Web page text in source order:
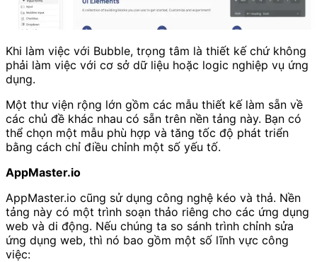
Khi làm việc với Bubble, trọng tâm là thiết kế chứ không
phải làm việc với cơ sở dữ liệu hoặc logic nghiệp vụ ứng
dụng.
Một thư viện rộng lớn gồm các mẫu thiết kế làm sẵn về
các chủ đề khác nhau có sẵn trên nền tảng này. Bạn có
thể chọn một mẫu phù hợp và tăng tốc độ phát triển
bằng cách chỉ điều chỉnh một số yếu tố.
AppMaster.io
AppMaster.io cũng sử dụng công nghệ kéo và thả. Nền
tảng này có một trình soạn thảo riêng cho các ứng dụng
web và di động. Nếu chúng ta so sánh trình chỉnh sửa
ứng dụng web, thì nó bao gồm một số lĩnh vực công
việc: